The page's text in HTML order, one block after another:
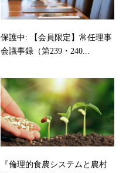
保護中: 【会員限定】常任理事
会議事録（第239・240...
『倫理的食農システムと農村